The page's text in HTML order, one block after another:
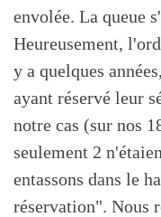
envolée. La queue
Heureusement,
y a quelques
ayant réservé leur
notre cas (sur nos
seulement 2
entassons dans le
réservation". Nous